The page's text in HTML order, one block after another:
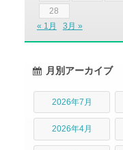
28
« 1月
3月 »
月別アーカイブ
2026年7月
2026年4月